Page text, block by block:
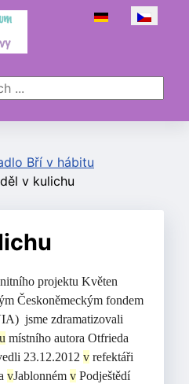
Zvolte jazyk
...
Bří v hábitu
v kulichu
projektu Květen
Českoněmeckým fondem
jsme zdramatizovali
místního autora Otfrieda
23.12.2012 v refektáři
vJablonném v Podještědí